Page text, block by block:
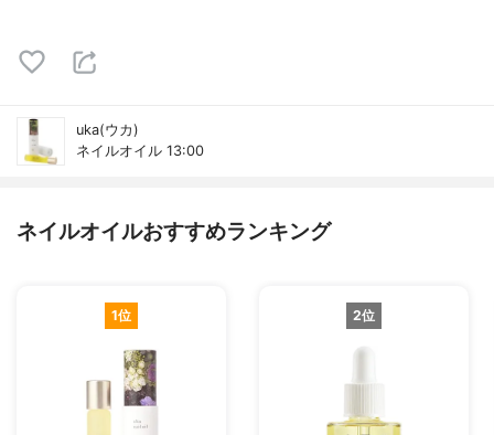
uka(ウカ)
ネイルオイル 13:00
ネイルオイルおすすめランキング
1位 2位